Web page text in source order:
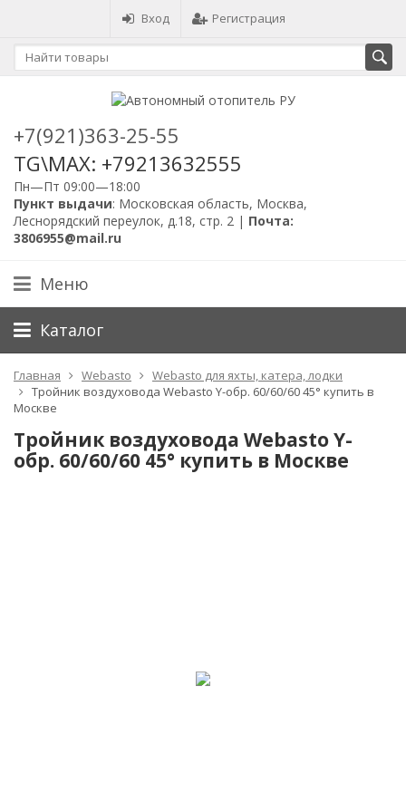
Вход Регистрация
+7(921)363-25-55
TG\MAX: +79213632555
Пн—Пт 09:00—18:00
Пункт выдачи: Московская область, Москва,
Леснорядский переулок, д.18, стр. 2 | Почта:
3806955@mail.ru
Меню
Каталог
Главная Webasto
Webasto для яхты, катера, лодки
Тройник воздуховода Webasto Y-обр. 60/60/60 45° купить в
Москве
Тройник воздуховода Webasto Y-
обр. 60/60/60 45° купить в Москве